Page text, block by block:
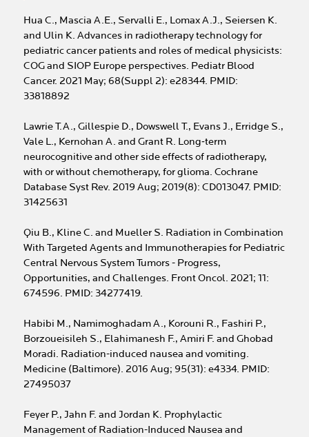
Hua C., Mascia A.E., Servalli E., Lomax A.J., Seiersen K.
and Ulin K. Advances in radiotherapy technology for
pediatric cancer patients and roles of medical physicists:
COG and SIOP Europe perspectives. Pediatr Blood
Cancer. 2021 May; 68(Suppl 2): e28344. PMID:
33818892
Lawrie T.A., Gillespie D., Dowswell T., Evans J., Erridge S.,
Vale L., Kernohan A. and Grant R. Long‐term
neurocognitive and other side effects of radiotherapy,
with or without chemotherapy, for glioma. Cochrane
Database Syst Rev. 2019 Aug; 2019(8): CD013047. PMID:
31425631
Qiu B., Kline C. and Mueller S. Radiation in Combination
With Targeted Agents and Immunotherapies for Pediatric
Central Nervous System Tumors - Progress,
Opportunities, and Challenges. Front Oncol. 2021; 11:
674596. PMID: 34277419.
Habibi M., Namimoghadam A., Korouni R., Fashiri P.,
Borzoueisileh S., Elahimanesh F., Amiri F. and Ghobad
Moradi. Radiation-induced nausea and vomiting.
Medicine (Baltimore). 2016 Aug; 95(31): e4334. PMID:
27495037
Feyer P., Jahn F. and Jordan K. Prophylactic
Management of Radiation-Induced Nausea and